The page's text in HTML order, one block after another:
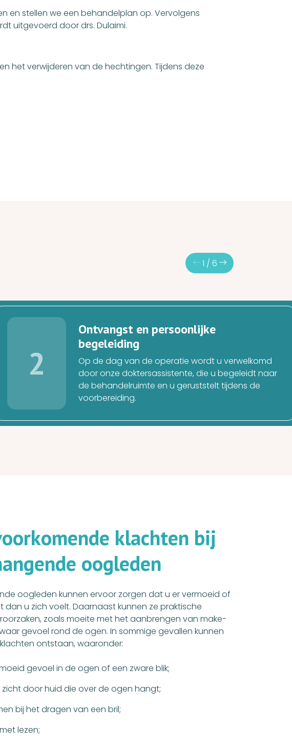
en stellen we een behandelplan op. Vervolgens
uitgevoerd door drs. Dulaimi.
het verwijderen van de hechtingen. Tijdens deze
1 / 6
2
Ontvangst en persoonlijke
begeleiding
Op de dag van de operatie wordt u verwelkomd
door onze doktersassistente, die u begeleidt naar
de behandelruimte en u geruststelt tijdens de
voorbereiding.
oorkomende klachten bij
angende oogleden
oogleden kunnen ervoor zorgen dat u er vermoeid of
dan u zich voelt. Daarnaast kunnen ze praktische
zoals moeite met het aanbrengen van make-
gevoel rond de ogen. In sommige gevallen kunnen
ontstaan, waaronder:
gevoel in de ogen of een zware blik;
zicht door huid die over de ogen hangt;
bij het dragen van een bril;
lezen;